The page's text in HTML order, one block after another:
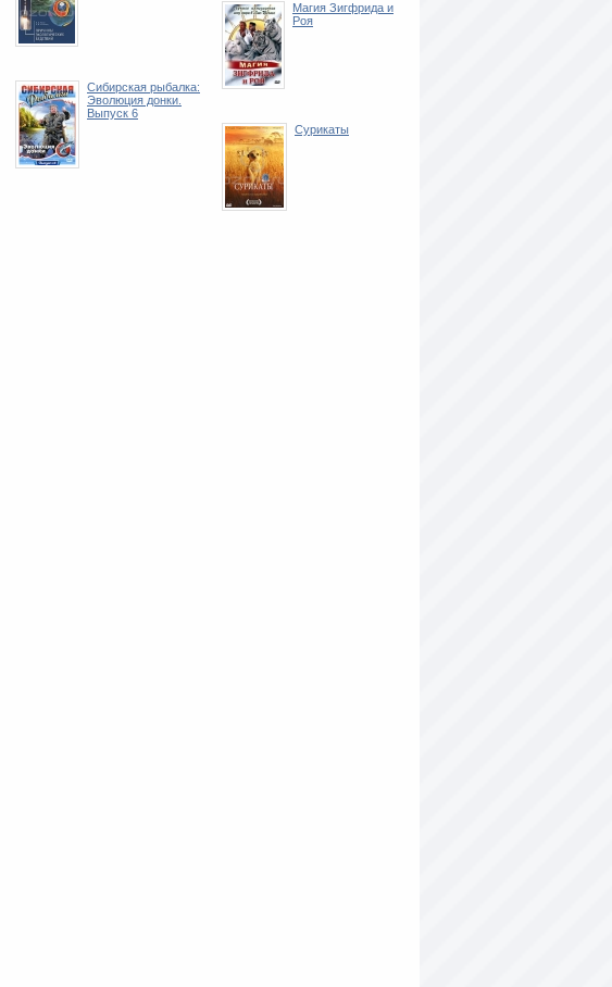
Магия Зигфрида и
Роя
Сурикаты
Сибирская рыбалка:
Эволюция донки.
Выпуск 6